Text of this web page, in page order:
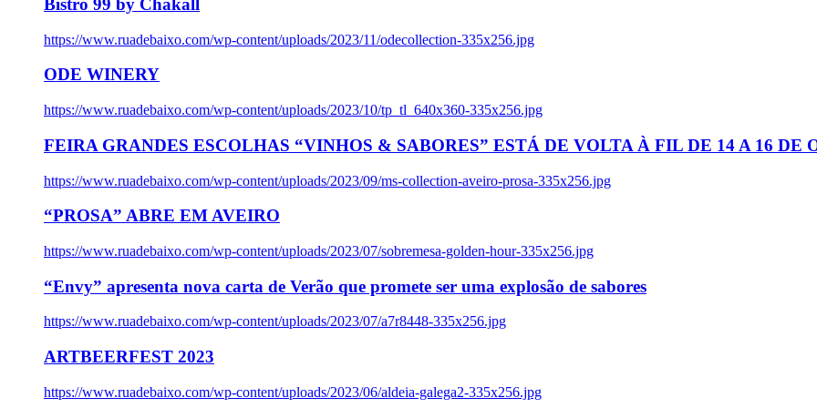
Bistro 99 by Chakall
https://www.ruadebaixo.com/wp-content/uploads/2023/11/odecollection-335x256.jpg
ODE WINERY
https://www.ruadebaixo.com/wp-content/uploads/2023/10/tp_tl_640x360-335x256.jpg
FEIRA GRANDES ESCOLHAS “VINHOS & SABORES” ESTÁ DE VOLTA À FIL DE 14 A 16 DE
https://www.ruadebaixo.com/wp-content/uploads/2023/09/ms-collection-aveiro-prosa-335x256.jpg
“PROSA” ABRE EM AVEIRO
https://www.ruadebaixo.com/wp-content/uploads/2023/07/sobremesa-golden-hour-335x256.jpg
“Envy” apresenta nova carta de Verão que promete ser uma explosão de sabores
https://www.ruadebaixo.com/wp-content/uploads/2023/07/a7r8448-335x256.jpg
ARTBEERFEST 2023
https://www.ruadebaixo.com/wp-content/uploads/2023/06/aldeia-galega2-335x256.jpg